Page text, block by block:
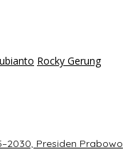
Rocky Gerung
Presiden Prabowo